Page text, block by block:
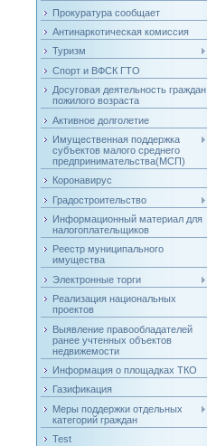
Прокуратура сообщает
Антинаркотическая комиссия
Туризм
Спорт и ВФСК ГТО
Досуговая деятельность граждан
пожилого возраста
Активное долголетие
Имущественная поддержка
субъектов малого среднего
предпринимательства(МСП)
Коронавирус
Градостроительство
Информационный материал для
налогоплательщиков
Реестр муниципального
имущества
Электронные торги
Реализация национальных
проектов
Выявление правообладателей
ранее учтенных объектов
недвижемости
Информация о площадках ТКО
Газификация
Меры поддержки отдельных
категорий граждан
Test